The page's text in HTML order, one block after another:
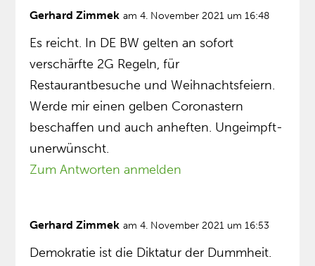
Gerhard Zimmek am 4. November 2021 um 16:48
Es reicht. In DE BW gelten an sofort
verschärfte 2G Regeln, für
Restaurantbesuche und Weihnachtsfeiern.
Werde mir einen gelben Coronastern
beschaffen und auch anheften. Ungeimpft-
unerwünscht.
Zum Antworten anmelden
Gerhard Zimmek am 4. November 2021 um 16:53
Demokratie ist die Diktatur der Dummheit.